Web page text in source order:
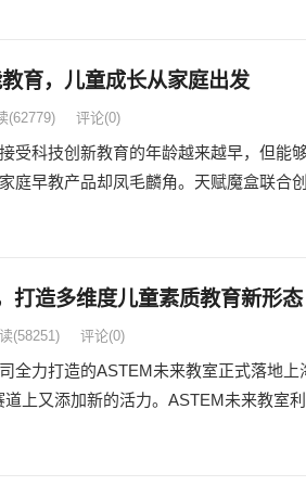
育，儿童成长从家庭出发
(62779) 评论(0)
受科技创新教育的年龄越来越早，但能
庭早教产品却凤毛麟角。天赋魔盒联合创
打造多维度儿童素质教育新形态
(58251) 评论(0)
全力打造的ASTEM未来教室正式落地上
上又添加新的活力。ASTEM未来教室利